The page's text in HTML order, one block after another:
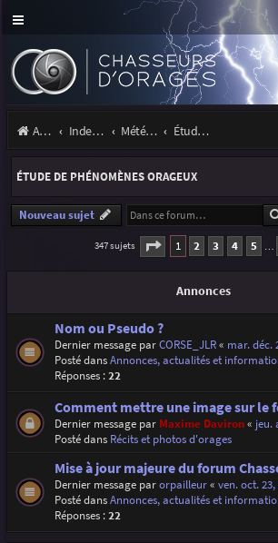
Accueil Index du forum Météo et climatologie des orages Étude de phénomènes orageux
ÉTUDE DE PHÉNOMÈNES ORAGEUX
Nouveau sujet
347 sujets Page 1sur
1 2 3 4 5 …
Annonces
Nom ou Pseudo ?
Dernier message parCORSE_JLR« mar. déc.
Posté dansAnnonces, actualités et
Réponses :22
Comment mettre une image sur le
Dernier message par Maxime Daviron« jeu.
Posté dans Récits et photos d'orages
Mise à jour majeure du forum
Dernier message parorpailleur« ven. oct. 23,
Posté dansAnnonces, actualités et
Réponses :22